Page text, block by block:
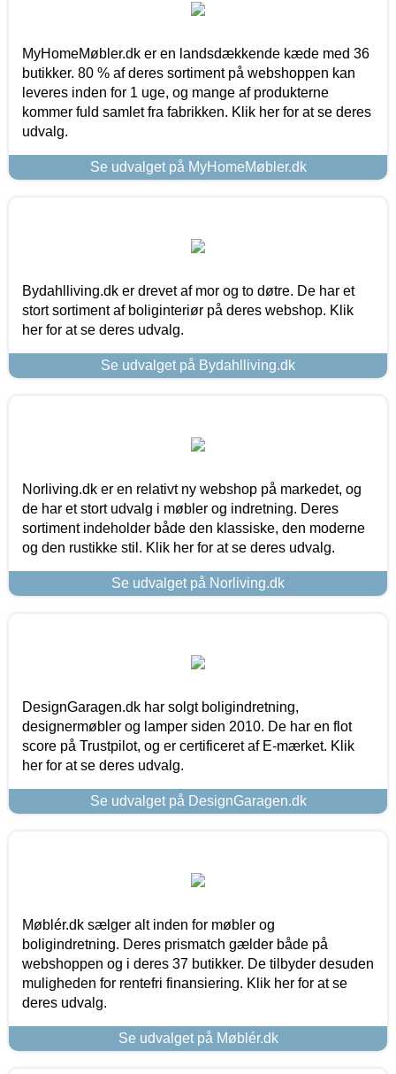
MyHomeMøbler.dk er en landsdækkende kæde med 36
butikker. 80 % af deres sortiment på webshoppen kan
leveres inden for 1 uge, og mange af produkterne
kommer fuld samlet fra fabrikken. Klik her for at se deres
udvalg.
Se udvalget på MyHomeMøbler.dk
Bydahlliving.dk er drevet af mor og to døtre. De har et
stort sortiment af boliginteriør på deres webshop. Klik
her for at se deres udvalg.
Se udvalget på Bydahlliving.dk
Norliving.dk er en relativt ny webshop på markedet, og
de har et stort udvalg i møbler og indretning. Deres
sortiment indeholder både den klassiske, den moderne
og den rustikke stil. Klik her for at se deres udvalg.
Se udvalget på Norliving.dk
DesignGaragen.dk har solgt boligindretning,
designermøbler og lamper siden 2010. De har en flot
score på Trustpilot, og er certificeret af E-mærket. Klik
her for at se deres udvalg.
Se udvalget på DesignGaragen.dk
Møblér.dk sælger alt inden for møbler og
boligindretning. Deres prismatch gælder både på
webshoppen og i deres 37 butikker. De tilbyder desuden
muligheden for rentefri finansiering. Klik her for at se
deres udvalg.
Se udvalget på Møblér.dk